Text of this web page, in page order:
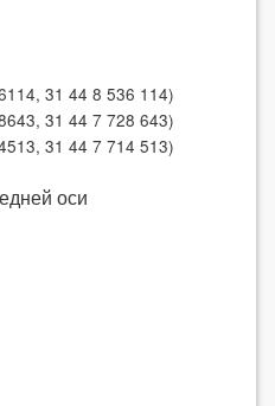
31 44 8 536 114)
31 44 7 728 643)
31 44 7 714 513)
оси